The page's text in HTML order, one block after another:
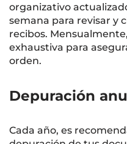
organizativo
semana para revisar y
recibos.
exhaustiva para
orden.
Depuración
Cada año, es